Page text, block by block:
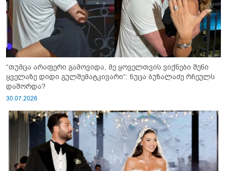
“თუმცა არაფერი გამოვიდა, მე ყოველთვის ვიქნები შენი
ყველაზე დიდი გულშემატკივარი“: ნუცა ბუზალაძე რჩეულს
დაშორდა?
30.07.2026